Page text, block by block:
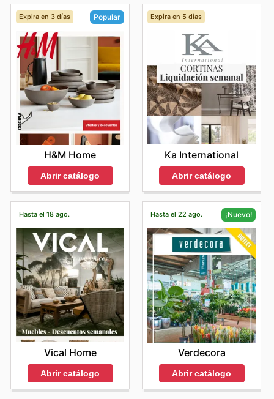
Expira en 3 días Popular
H&M Home
Abrir catálogo
Expira en 5 días
Ka International
Abrir catálogo
Hasta el 18 ago.
Vical Home
Abrir catálogo
Hasta el 22 ago. ¡Nuevo!
Verdecora
Abrir catálogo